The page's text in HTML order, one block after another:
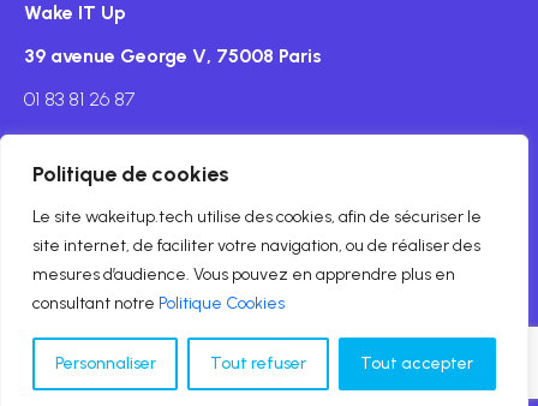
Politique de cookies
Le site wakeitup.tech utilise des cookies, afin de sécuriser le
site internet, de faciliter votre navigation, ou de réaliser des
mesures d’audience. Vous pouvez en apprendre plus en
consultant notre Politique Cookies
Personnaliser Tout refuser Tout accepter
Mentions légales
© Copyright wakeitup.tech 2024
Wake IT Up
39 avenue George V, 75008 Paris
01 83 81 26 87